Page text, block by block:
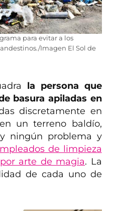
para evitar a los
Imagen El Sol de
la persona que
basura apiladas en
discretamente en
un terreno baldío,
ningún problema y
de limpieza
arte de magia. La
de cada uno de